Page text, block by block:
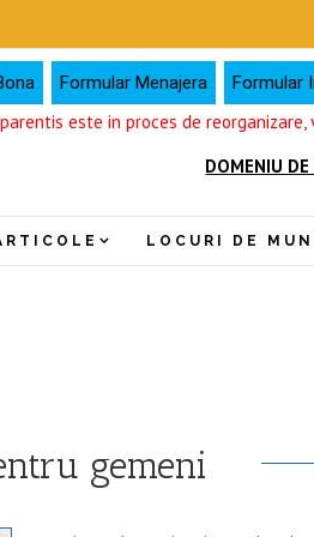
Formular Menajera Formular
este in proces de
DOMENIU
LOCURI DE
gemeni